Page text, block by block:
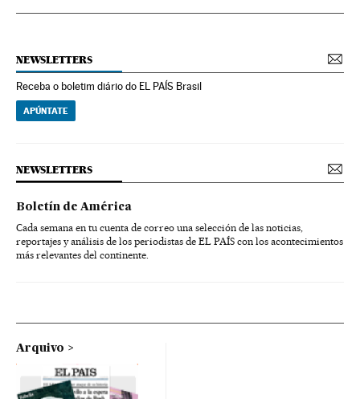
NEWSLETTERS
Receba o boletim diário do EL PAÍS Brasil
APÚNTATE
NEWSLETTERS
Boletín de América
Cada semana en tu cuenta de correo una selección de las noticias,
reportajes y análisis de los periodistas de EL PAÍS con los acontecimientos
más relevantes del continente.
Arquivo